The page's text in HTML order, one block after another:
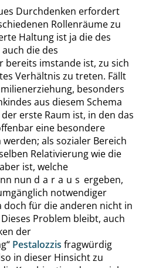
Durchdenken erfordert
Rollenräume zu
Haltung ist ja die des
die des
bereits imstande ist, zu sich
Verhältnis zu treten. Fällt
besonders
aus diesem Schema
erste Raum ist, in den das
eine besondere
als sozialer Bereich
Relativierung wie die
ist, welche
nun daraus ergeben,
notwendiger
doch für die anderen nicht in
Problem bleibt, auch
der
“ Pestalozzis fragwürdig
in dieser Hinsicht zu